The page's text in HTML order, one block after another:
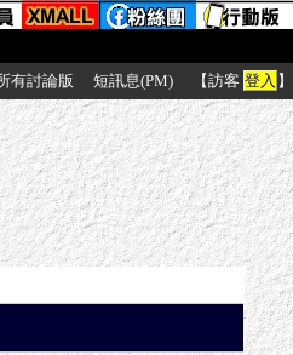
有討論版 短訊息(PM) 【訪客 登入 】